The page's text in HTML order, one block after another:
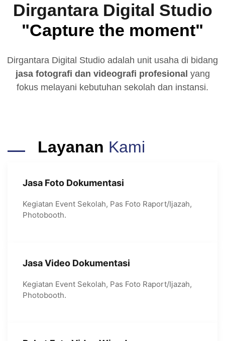
Dirgantara Digital Studio
"Capture the moment"
Dirgantara Digital Studio adalah unit usaha di bidang
jasa fotografi dan videografi profesional yang
fokus melayani kebutuhan sekolah dan instansi.
Layanan Kami
Jasa Foto Dokumentasi
Kegiatan Event Sekolah, Pas Foto Raport/Ijazah,
Photobooth.
Jasa Video Dokumentasi
Kegiatan Event Sekolah, Pas Foto Raport/Ijazah,
Photobooth.